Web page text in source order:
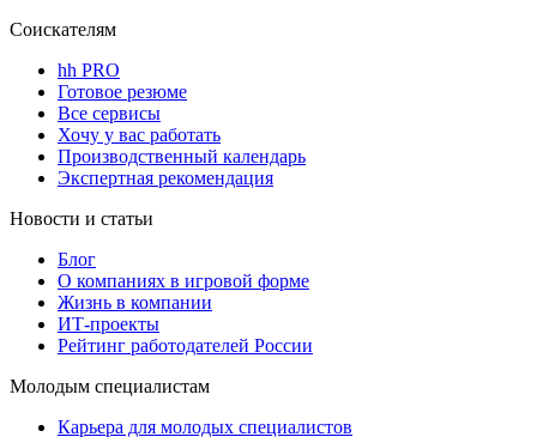
Соискателям
hh PRO
Готовое резюме
Все сервисы
Хочу у вас работать
Производственный календарь
Экспертная рекомендация
Новости и статьи
Блог
О компаниях в игровой форме
Жизнь в компании
ИТ-проекты
Рейтинг работодателей России
Молодым специалистам
Карьера для молодых специалистов